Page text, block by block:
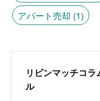
アパート売却 (1)
リビンマッチコ
ル